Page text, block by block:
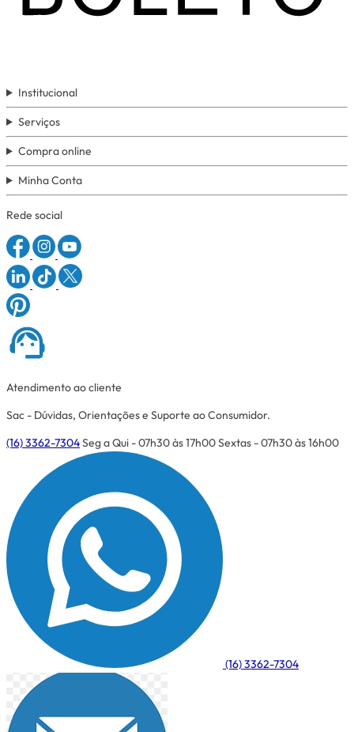
Institucional
Serviços
Compra online
Minha Conta
Rede social
Atendimento ao cliente
Sac - Dúvidas, Orientações e Suporte ao Consumidor.
(16) 3362-7304Seg a Qui - 07h30 às 17h00Sextas - 07h30 às 16h00
(16) 3362-7304